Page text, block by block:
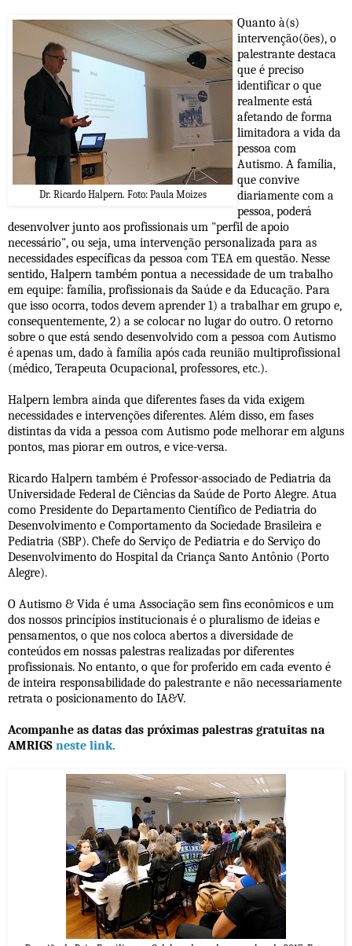
Dr. Ricardo Halpern. Foto: Paula Moizes
Quanto à(s)
intervenção(ões), o
palestrante destaca
que é preciso
identificar o que
realmente está
afetando de forma
limitadora a vida da
pessoa com
Autismo. A família,
que convive
diariamente com a
pessoa, poderá
desenvolver junto aos profissionais um "perfil de apoio
necessário", ou seja, uma intervenção personalizada para as
necessidades específicas da pessoa com TEA em questão. Nesse
sentido, Halpern também pontua a necessidade de um trabalho
em equipe: família, profissionais da Saúde e da Educação. Para
que isso ocorra, todos devem aprender 1) a trabalhar em grupo e,
consequentemente, 2) a se colocar no lugar do outro. O retorno
sobre o que está sendo desenvolvido com a pessoa com Autismo
é apenas um, dado à família após cada reunião multiprofissional
(médico, Terapeuta Ocupacional, professores, etc.).
Halpern lembra ainda que diferentes fases da vida exigem
necessidades e intervenções diferentes. Além disso, em fases
distintas da vida a pessoa com Autismo pode melhorar em alguns
pontos, mas piorar em outros, e vice-versa.
Ricardo Halpern também é Professor-associado de Pediatria da
Universidade Federal de Ciências da Saúde de Porto Alegre. Atua
como Presidente do Departamento Científico de Pediatria do
Desenvolvimento e Comportamento da Sociedade Brasileira e
Pediatria (SBP). Chefe do Serviço de Pediatria e do Serviço do
Desenvolvimento do Hospital da Criança Santo Antônio (Porto
Alegre).
O Autismo & Vida é uma Associação sem fins econômicos e um
dos nossos princípios institucionais é o pluralismo de ideias e
pensamentos, o que nos coloca abertos a diversidade de
conteúdos em nossas palestras realizadas por diferentes
profissionais. No entanto, o que for proferido em cada evento é
de inteira responsabilidade do palestrante e não necessariamente
retrata o posicionamento do IA&V.
Acompanhe as datas das próximas palestras gratuitas na
AMRIGS neste link.